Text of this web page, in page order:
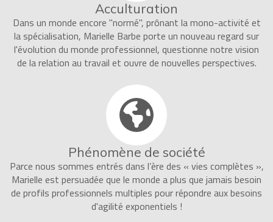
Acculturation
Dans un monde encore "normé", prônant la mono-activité et
la spécialisation, Marielle Barbe porte un nouveau regard sur
l'évolution du monde professionnel, questionne notre vision
de la relation au travail et ouvre de nouvelles perspectives.
Phénomène de société
Parce nous sommes entrés dans l’ère des « vies complètes »,
Marielle est persuadée que le monde a plus que jamais besoin
de profils professionnels multiples pour répondre aux besoins
d'agilité exponentiels !